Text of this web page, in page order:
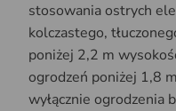
stosowania ostrych
kolczastego,
poniżej 2,2 m
ogrodzeń poniżej 1,8
wyłącznie ogrodzenia